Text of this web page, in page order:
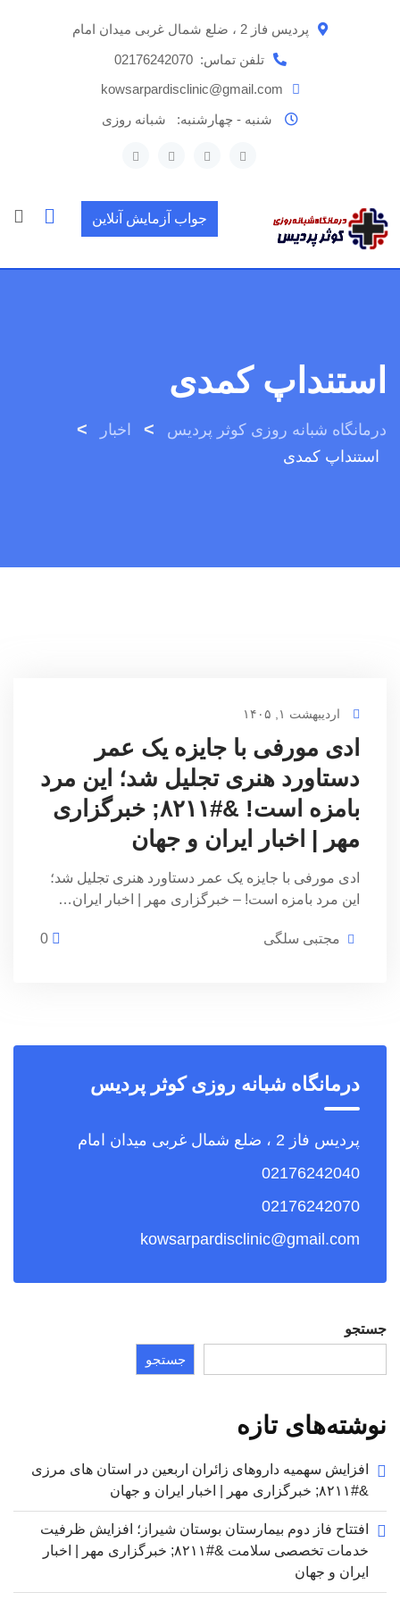
پردیس فاز 2 ، ضلع شمال غربی میدان امام
تلفن تماس:02176242070
kowsarpardisclinic@gmail.com
شنبه - چهارشنبه:
شبانه روزی
جواب آزمایش آنلاین
استنداپ کمدی
درمانگاه شبانه روزی کوثر پردیس > اخبار >
استنداپ کمدی
اردیبهشت ۱, ۱۴۰۵
ادی مورفی با جایزه یک عمر
دستاورد هنری تجلیل شد؛ این مرد
بامزه است! &#۸۲۱۱; خبرگزاری
مهر | اخبار ایران و جهان
ادی مورفی با جایزه یک عمر دستاورد هنری تجلیل شد؛
این مرد بامزه است! – خبرگزاری مهر | اخبار ایران…
مجتبی سلگی
درمانگاه شبانه روزی کوثر پردیس
پردیس فاز 2 ، ضلع شمال غربی میدان امام
02176242040
02176242070
kowsarpardisclinic@gmail.com
جستجو
جستجو
نوشته‌های تازه
افزایش سهمیه داروهای زائران اربعین در استان های مرزی
&#۸۲۱۱; خبرگزاری مهر | اخبار ایران و جهان
افتتاح فاز دوم بیمارستان بوستان شیراز؛ افزایش ظرفیت
خدمات تخصصی سلامت &#۸۲۱۱; خبرگزاری مهر | اخبار
ایران و جهان